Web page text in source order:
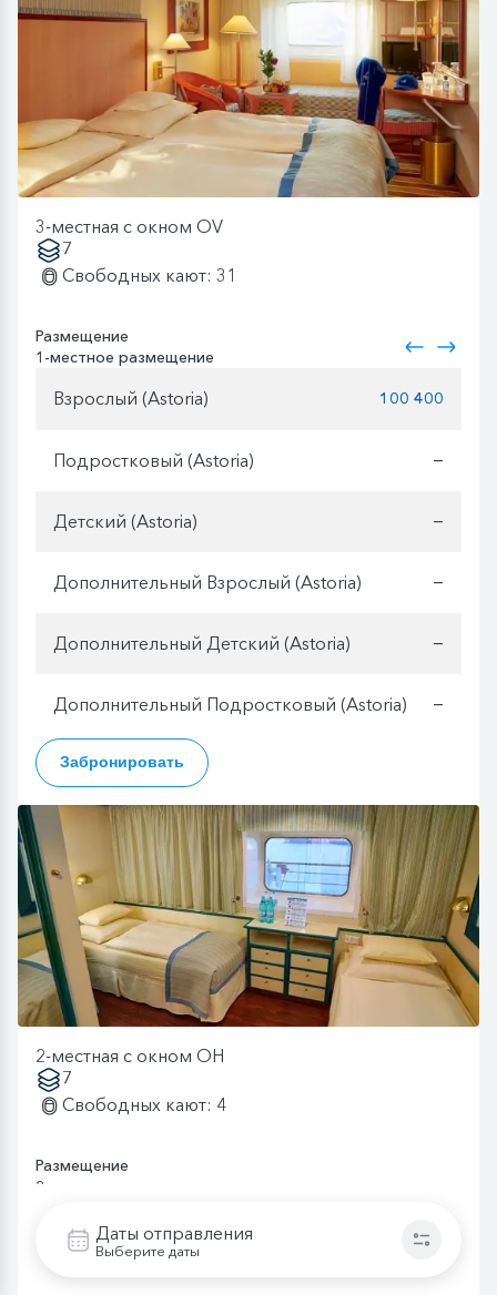
Даты отправления
Выберите даты
3-местная с окном OV
7
Свободных кают: 31
Размещение
1-местное размещение
Взрослый (Astoria) 100 400
Подростковый (Astoria) —
Детский (Astoria) —
Дополнительный Взрослый (Astoria) —
Дополнительный Детский (Astoria) —
Дополнительный Подростковый (Astoria) —
Забронировать
2-местная с окном OH
7
Свободных кают: 4
Размещение
2-местное размещение
Взрослый (Astoria)